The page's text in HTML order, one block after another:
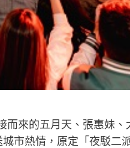
而來的五月天、張惠妹
市熱情，原定「夜駁二